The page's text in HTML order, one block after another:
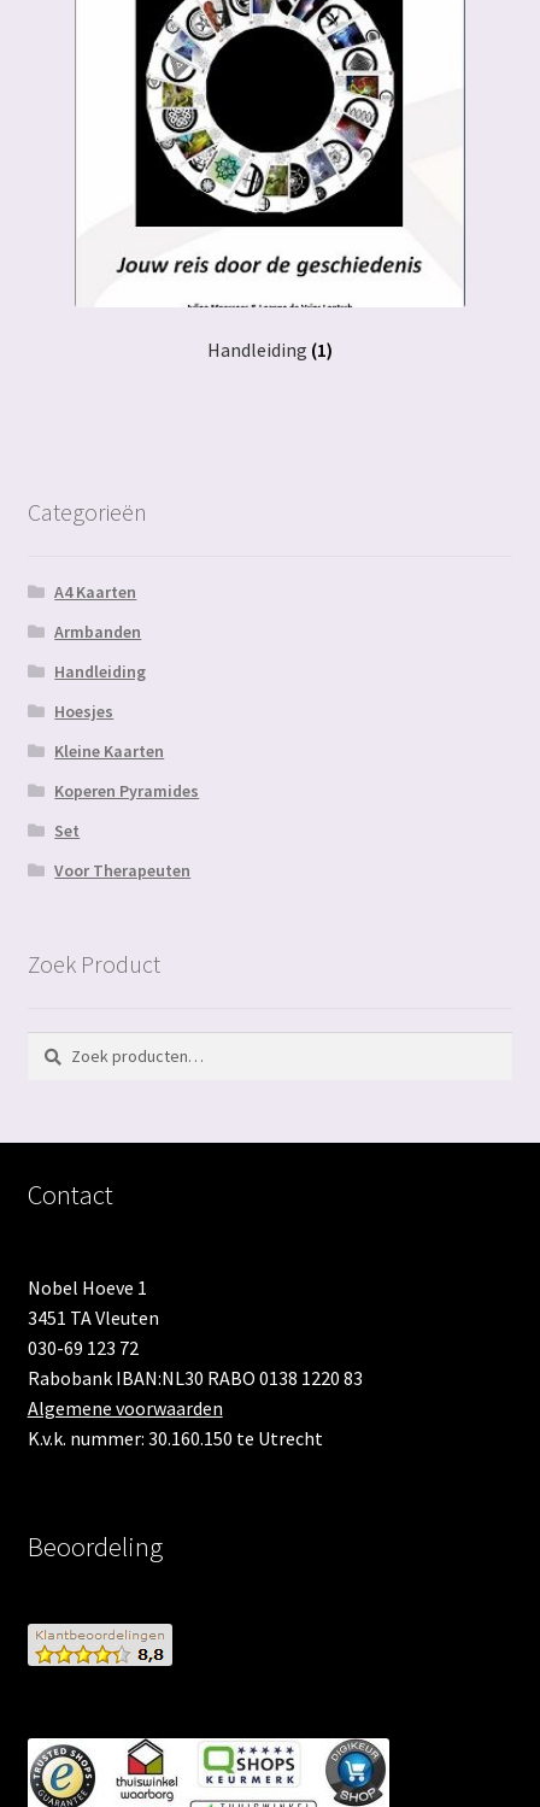
Handleiding (1)
Categorieën
A4 Kaarten
Armbanden
Handleiding
Hoesjes
Kleine Kaarten
Koperen Pyramides
Set
Voor Therapeuten
Zoek Product
Zoeken
naar:
Zoeken
Contact
Nobel Hoeve 1
3451 TA Vleuten
030-69 123 72
Rabobank IBAN:NL30 RABO 0138 1220 83
Algemene voorwaarden
K.v.k. nummer: 30.160.150 te Utrecht
Beoordeling